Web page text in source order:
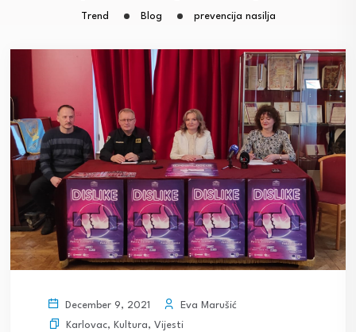
Trend Blog prevencija nasilja
December 9, 2021
Eva Marušić
Karlovac, Kultura, Vijesti